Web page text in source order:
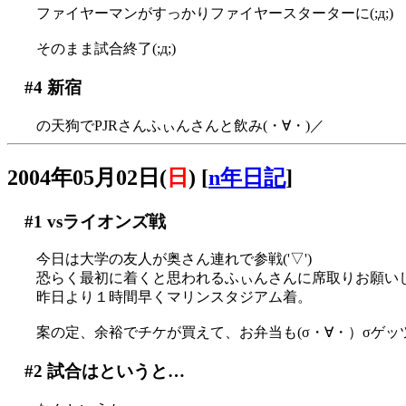
ファイヤーマンがすっかりファイヤースターターに(;д;)
そのまま試合終了(;д;)
#4新宿
の天狗でPJRさんふぃんさんと飲み(・∀・)／
2004年05月02日( 日 ) [n年日記]
#1 vsライオンズ戦
今日は大学の友人が奥さん連れで参戦('▽')
恐らく最初に着くと思われるふぃんさんに席取りお願い
昨日より１時間早くマリンスタジアム着。
案の定、余裕でチケが買えて、お弁当も(σ・∀・）σゲッ
#2 試合はというと…